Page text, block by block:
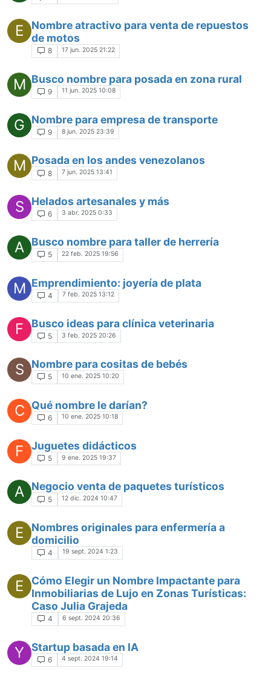
E
Nombre atractivo para venta de repuestos
de motos
8 17 jun. 2025 21:22
M Busco nombre para posada en zona rural
9 11 jun. 2025 10:08
G Nombre para empresa de transporte
9 8 jun. 2025 23:39
M Posada en los andes venezolanos
8 7 jun. 2025 13:41
S Helados artesanales y más
6 3 abr. 2025 0:33
A Busco nombre para taller de herrería
5 22 feb. 2025 19:56
M Emprendimiento: joyería de plata
4 7 feb. 2025 13:12
F Busco ideas para clínica veterinaria
5 3 feb. 2025 20:26
S Nombre para cositas de bebés
5 10 ene. 2025 10:20
C Qué nombre le darían?
6 10 ene. 2025 10:18
F Juguetes didácticos
5 9 ene. 2025 19:37
A Negocio venta de paquetes turísticos
5 12 dic. 2024 10:47
E
Nombres originales para enfermería a
domicilio
4 19 sept. 2024 1:23
E
Cómo Elegir un Nombre Impactante para
Inmobiliarias de Lujo en Zonas Turísticas:
Caso Julia Grajeda
4 6 sept. 2024 20:36
Y Startup basada en IA
6 4 sept. 2024 19:14